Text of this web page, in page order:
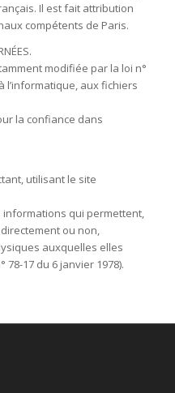
Il est fait attribution
compétents de Paris.
modifiée par la loi n°
l’informatique, aux fichiers
la confiance dans
utilisant le site
qui permettent,
ou non,
auxquelles elles
78-17 du 6 janvier 1978).